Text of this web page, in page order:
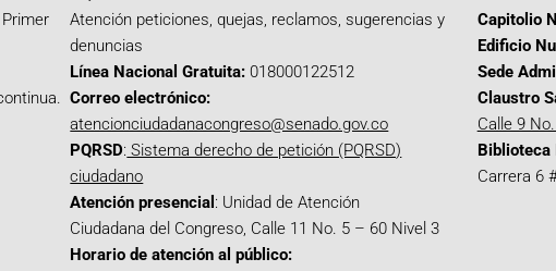
Atención peticiones, quejas, reclamos, sugerencias y
denuncias
Línea Nacional Gratuita: 018000122512
Correo electrónico:
atencionciudadanacongreso@senado.gov.co
PQRSD: Sistema derecho de petición (PQRSD)
ciudadano
Atención presencial : Unidad de Atención
Ciudadana del Congreso, Calle 11 No. 5 – 60 Nivel 3
Horario de atención al público:
Capitolio
Edificio
Sede
Claustro
Calle 9
Biblioteca
Carrera 6